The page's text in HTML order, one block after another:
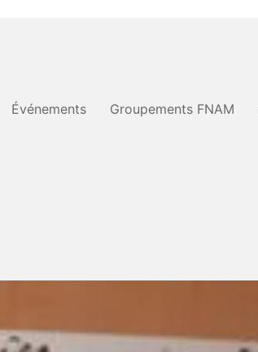
Événements Groupements FNAM